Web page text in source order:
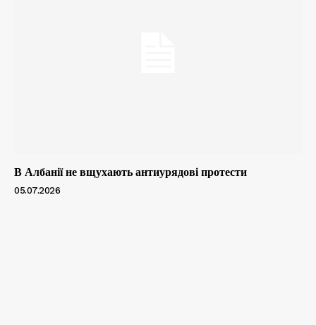
В Албанії не вщухають антиурядові протести
05.07.2026